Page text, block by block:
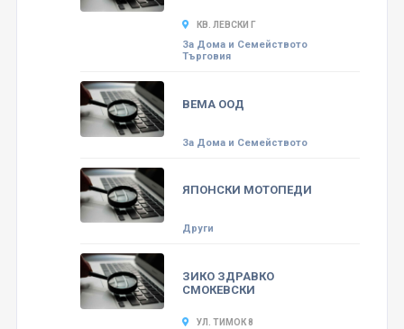
КВ. ЛЕВСКИ Г
За Дома и Семейството
Търговия
ВЕМА ООД
За Дома и Семейството
ЯПОНСКИ МОТОПЕДИ
Други
ЗИКО ЗДРАВКО
СМОКЕВСКИ
УЛ. ТИМОК 8